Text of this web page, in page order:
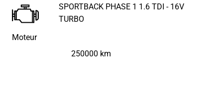
Moteur
SPORTBACK PHASE 1 1.6 TDI - 16V
TURBO
250000 km